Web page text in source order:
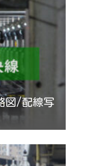
図/配線写